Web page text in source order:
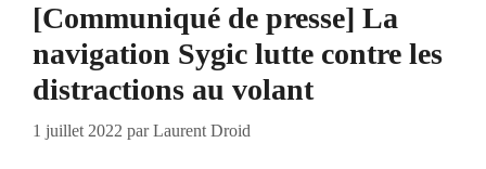
[Communiqué de presse] La
navigation Sygic lutte contre les
distractions au volant
1 juillet 2022 parLaurent Droid